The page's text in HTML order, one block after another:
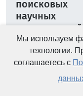
поисковых
научных
исследований
малыми
отдельными
научными
группами»
Мы используем
технологии.
соглашаетесь с